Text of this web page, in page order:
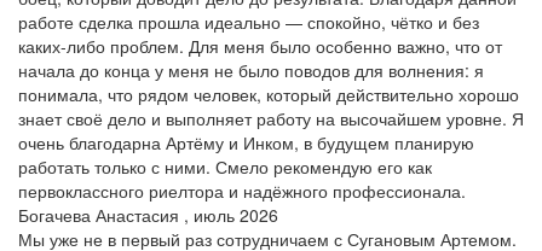
работе сделка прошла идеально — спокойно, чётко и без
каких-либо проблем. Для меня было особенно важно, что от
начала до конца у меня не было поводов для волнения: я
понимала, что рядом человек, который действительно хорошо
знает своё дело и выполняет работу на высочайшем уровне. Я
очень благодарна Артёму и Инком, в будущем планирую
работать только с ними. Смело рекомендую его как
первоклассного риелтора и надёжного профессионала.
Богачева Анастасия , июль 2026
Мы уже не в первый раз сотрудничаем с Сугановым Артемом.